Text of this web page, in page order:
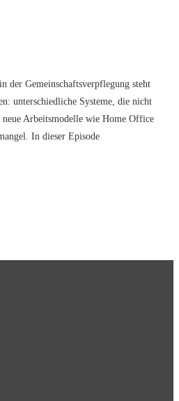
der Gemeinschaftsverpflegung steht
unterschiedliche Systeme, die nicht
Arbeitsmodelle wie Home Office
In dieser Episode